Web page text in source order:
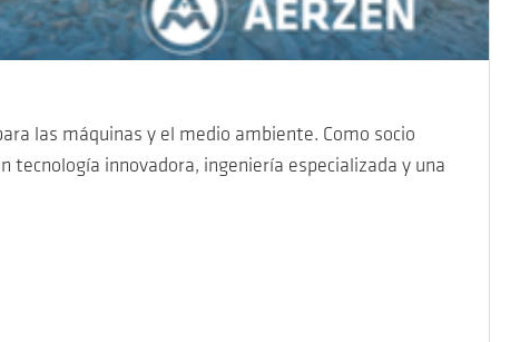
las máquinas y el medio ambiente. Como socio
innovadora, ingeniería especializada y una